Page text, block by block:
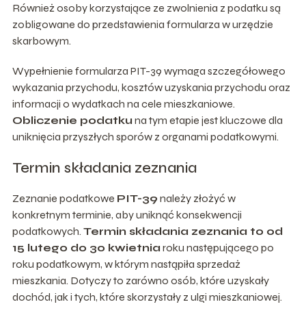
Również osoby korzystające ze zwolnienia z podatku są
zobligowane do przedstawienia formularza w urzędzie
skarbowym.
Wypełnienie formularza PIT-39 wymaga szczegółowego
wykazania przychodu, kosztów uzyskania przychodu oraz
informacji o wydatkach na cele mieszkaniowe.
Obliczenie podatku na tym etapie jest kluczowe dla
uniknięcia przyszłych sporów z organami podatkowymi.
Termin składania zeznania
Zeznanie podatkowe PIT-39 należy złożyć w
konkretnym terminie, aby uniknąć konsekwencji
podatkowych. Termin składania zeznania to od
15 lutego do 30 kwietnia roku następującego po
roku podatkowym, w którym nastąpiła sprzedaż
mieszkania. Dotyczy to zarówno osób, które uzyskały
dochód, jak i tych, które skorzystały z ulgi mieszkaniowej.